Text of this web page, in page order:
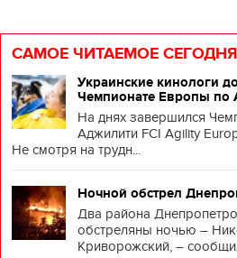
САМОЕ ЧИТАЕМОЕ СЕГОДНЯ
Украинские кинологи
Чемпионате Европы по
На днях завершился
Аджилити FCI Agility
Не смотря на трудн...
Ночной обстрел
Два района
обстреляны ночью –
Криворожский, –